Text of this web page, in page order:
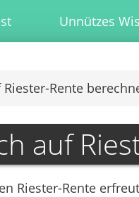
Unnützes
Rente
auf
Riester-Rente